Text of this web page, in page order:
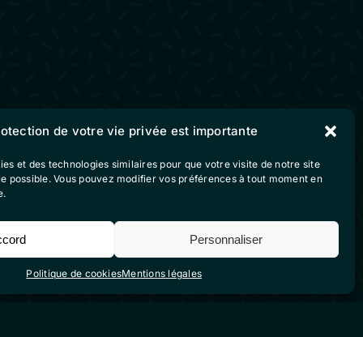
de votre vie privée est importante
et des technologies similaires pour que votre visite de notre site
possible. Vous pouvez modifier vos préférences à tout moment en
Personnaliser
Politique de cookiesMentions légales
Suivez-nous sur nos